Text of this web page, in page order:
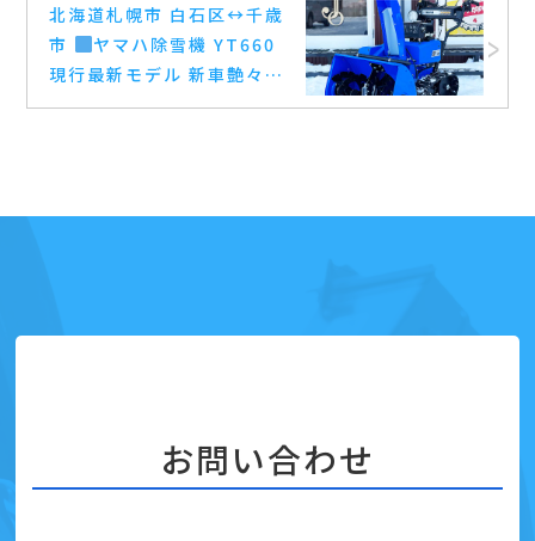
北海道札幌市 白石区↔️千歳
市
ヤマハ除雪機 YT660
現行最新モデル 新車艶々除
雪機 買取完了
お問い合わせ